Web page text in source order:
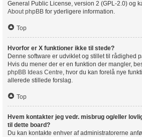
General Public License, version 2 (GPL-2.0) og
About phpBB for yderligere information.
Top
Hvorfor er X funktioner ikke til stede?
Denne software er udviklet og stillet til rådighed
Hvis du mener der er en funktion der mangler,
phpBB Ideas Centre, hvor du kan forelå nye
allerede stillede forslag.
Top
Hvem kontakter jeg vedr. misbrug og/eller
til dette board?
Du kan kontakte enhver af administratorerne